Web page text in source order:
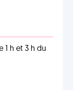
1 h et 3 h du